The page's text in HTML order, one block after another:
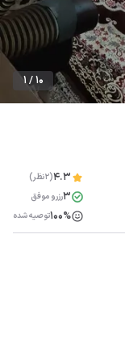
1 / 10
4.3(2نظر)
3رزرو موفق
100%توصیه شده